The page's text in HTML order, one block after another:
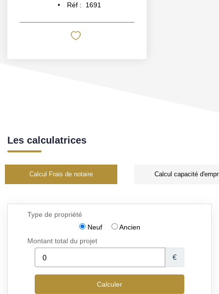
Réf :
1691
Les calculatrices
Calcul Frais de notaire Calcul capacité